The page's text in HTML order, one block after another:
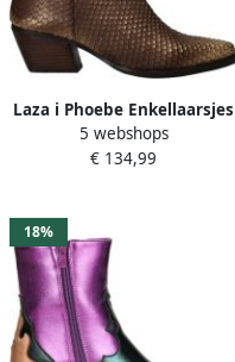
Laza i Phoebe Enkellaarsjes
Leer Gold Brown
5 webshops
€ 134,99
18%